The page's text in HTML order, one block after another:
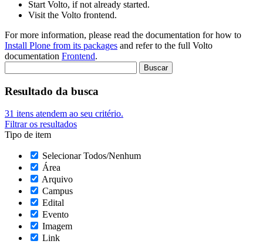
Start Volto, if not already started.
Visit the Volto frontend.
For more information, please read the documentation for how to
Install Plone from its packages and refer to the full Volto
documentation Frontend.
Resultado da busca
31 itens atendem ao seu critério.
Filtrar os resultados
Tipo de item
Selecionar Todos/Nenhum
Área
Arquivo
Campus
Edital
Evento
Imagem
Link